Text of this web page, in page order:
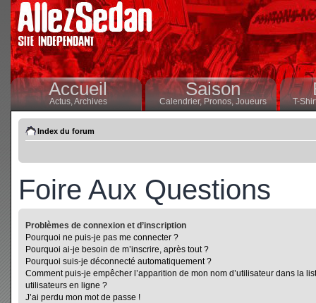
Accueil
Actus,Archives
Saison
Calendrier,Pronos, Joueurs T-
Index du forum
Foire Aux Questions
Problèmes de connexion et d’inscription
Pourquoi ne puis-je pas me connecter ?
Pourquoi ai-je besoin de m’inscrire, après tout ?
Pourquoi suis-je déconnecté automatiquement ?
Comment puis-je empêcher l’apparition de mon nom d’utilisateur dans la
utilisateurs en ligne ?
J’ai perdu mon mot de passe !